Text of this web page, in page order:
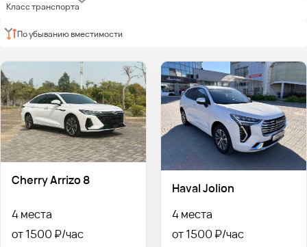
Класс транспорта
По убыванию вместимости
Cherry Arrizo 8
4 места
от 1500 ₽
Haval Jolion
4 места
от 1500 ₽